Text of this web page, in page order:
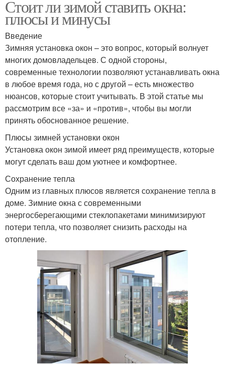
Стоит ли зимой ставить окна:
плюсы и минусы
Введение
Зимняя установка окон – это вопрос, который волнует
многих домовладельцев. С одной стороны,
современные технологии позволяют устанавливать окна
в любое время года, но с другой – есть множество
нюансов, которые стоит учитывать. В этой статье мы
рассмотрим все «за» и «против», чтобы вы могли
принять обоснованное решение.
Плюсы зимней установки окон
Установка окон зимой имеет ряд преимуществ, которые
могут сделать ваш дом уютнее и комфортнее.
Сохранение тепла
Одним из главных плюсов является сохранение тепла в
доме. Зимние окна с современными
энергосберегающими стеклопакетами минимизируют
потери тепла, что позволяет снизить расходы на
отопление.